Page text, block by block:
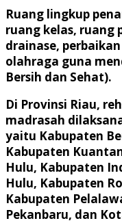
Ruang lingkup
ruang kelas, ruang
drainase,
olahraga guna
Bersih dan Sehat).
Di Provinsi Riau,
madrasah
yaitu Kabupaten
Kabupaten
Hulu, Kabupaten
Hulu, Kabupaten
Kabupaten
Pekanbaru, dan